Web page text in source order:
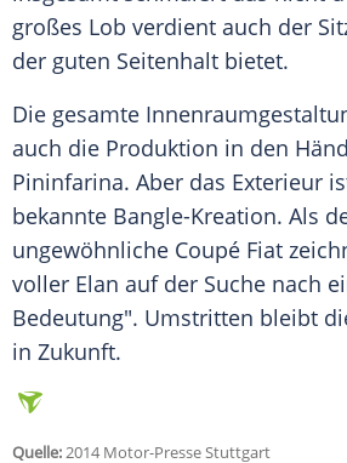
großes Lob verdient auch der
der guten Seitenhalt bietet.
Die gesamte
auch die Produktion in den
Pininfarina. Aber das Exterieur
bekannte Bangle-Kreation. Als
ungewöhnliche Coupé Fiat
voller Elan auf der Suche nach
Bedeutung". Umstritten bleibt
in Zukunft.
Quelle:2014 Motor-Presse Stuttgart